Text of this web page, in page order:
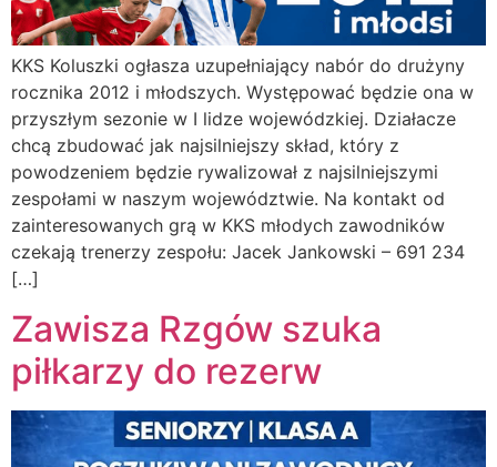
KKS Koluszki ogłasza uzupełniający nabór do drużyny
rocznika 2012 i młodszych. Występować będzie ona w
przyszłym sezonie w I lidze wojewódzkiej. Działacze
chcą zbudować jak najsilniejszy skład, który z
powodzeniem będzie rywalizował z najsilniejszymi
zespołami w naszym województwie. Na kontakt od
zainteresowanych grą w KKS młodych zawodników
czekają trenerzy zespołu: Jacek Jankowski – 691 234
[…]
Zawisza Rzgów szuka
piłkarzy do rezerw